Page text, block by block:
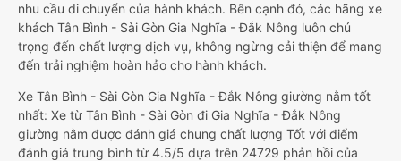
nhu cầu di chuyển của hành khách. Bên cạnh đó, các hãng xe
khách Tân Bình - Sài Gòn Gia Nghĩa - Đắk Nông luôn chú
trọng đến chất lượng dịch vụ, không ngừng cải thiện để mang
đến trải nghiệm hoàn hảo cho hành khách.
Xe Tân Bình - Sài Gòn Gia Nghĩa - Đắk Nông giường nằm tốt
nhất: Xe từ Tân Bình - Sài Gòn đi Gia Nghĩa - Đắk Nông
giường nằm được đánh giá chung chất lượng Tốt với điểm
đánh giá trung bình từ 4.5/5 dựa trên 24729 phản hồi của